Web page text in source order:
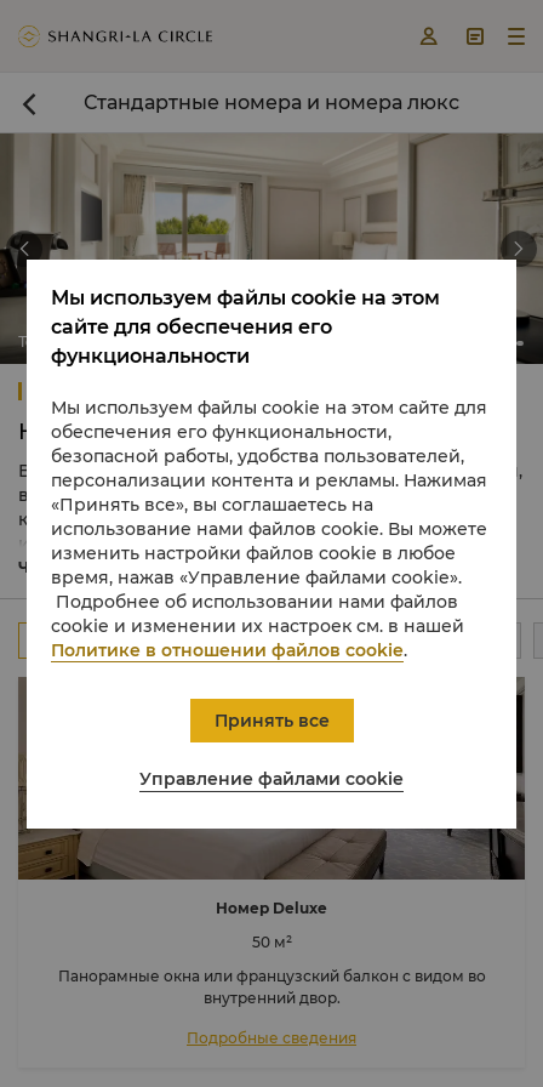
  
 Стандартные номера и номера люкс
Terrace Bosphorus Room
 
Номера и люксы
Все 186 современных номеров и люксов нашего отеля,
вдохновленные азиатским началом Shangri-La и
красотой Босфора, оформлены в спокойной гамме с
использованием мягких тканей и выходят окнами во
внутренний атриум отеля, на город или пролив.
Ванные комнаты облицованы мрамором и имеют
подогреваемый пол, а также встроенный в зеркало
телевизор.
Читать подробнее
Все Номера Клубный номер Номер-люкс
Номер Deluxe
50 м²
Панорамные окна или французский балкон с видом во
внутренний двор.
Подробные сведения
Мы используем файлы cookie на этом
сайте для обеспечения его
функциональности
Мы используем файлы cookie на этом сайте для
обеспечения его функциональности,
безопасной работы, удобства пользователей,
персонализации контента и рекламы. Нажимая
«Принять все», вы соглашаетесь на
использование нами файлов cookie. Вы можете
изменить настройки файлов cookie в любое
время, нажав «Управление файлами cookie».
Подробнее об использовании нами файлов
cookie и изменении их настроек см. в нашей
Политике в отношении файлов cookie.
Управление файлами cookie
Принять все